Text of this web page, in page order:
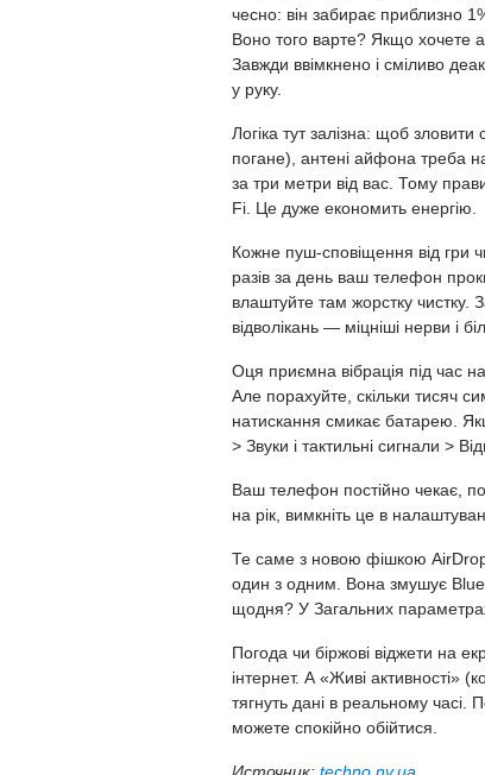
чесно: він забирає приблизно
Воно того варте? Якщо хочете
Завжди ввімкнено і сміливо
у руку.
Логіка тут залізна: щоб зловити
погане), антені айфона треба
за три метри від вас. Тому
Fi. Це дуже економить енергію.
Кожне пуш-сповіщення від гри
разів за день ваш телефон
влаштуйте там жорстку
відволікань — міцніші нерви і
Оця приємна вібрація під час
Але порахуйте, скільки тисяч
натискання смикає батарею.
> Звуки і тактильні сигнали >
Ваш телефон постійно чекає,
на рік, вимкніть це в
Те саме з новою фішкою
один з одним. Вона змушує
щодня? У Загальних
Погода чи біржові віджети на
інтернет. А «Живі активності» (
тягнуть дані в реальному часі.
можете спокійно обійтися.